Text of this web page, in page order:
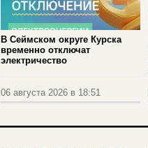
В Сеймском округе Курска
временно отключат
электричество
06 августа 2026 в 18:51